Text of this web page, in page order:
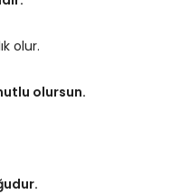
olur.
olursun.